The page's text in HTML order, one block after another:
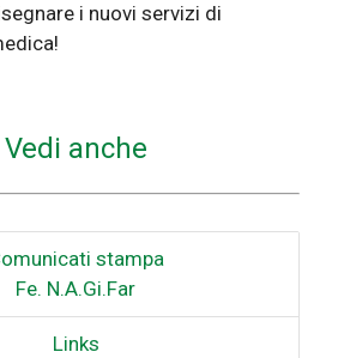
i nuovi servizi di
Vedi anche
stampa
Fe. N.A.Gi.Far
Links